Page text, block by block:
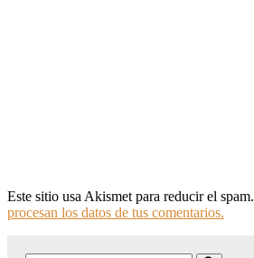
Este sitio usa Akismet para reducir el spam.
procesan los datos de tus comentarios.